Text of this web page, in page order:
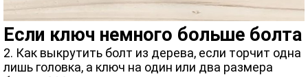
Если ключ немного больше болта
2. Как выкрутить болт из дерева, если торчит одна
лишь головка, а ключ на один или два размера